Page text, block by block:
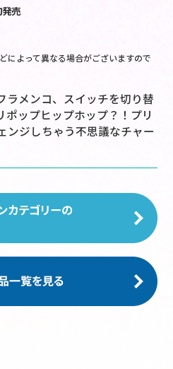
発売
によって異なる場合がございますので
ラメンコ、スイッチを切り替
ポップヒップホップ？！プリ
ンジしちゃう不思議なチャー